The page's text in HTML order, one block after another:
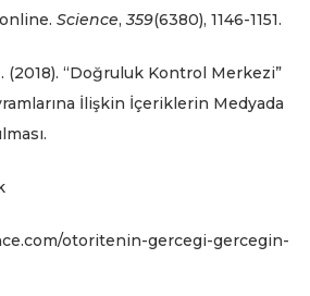
Science,359(6380), 1146-1151.
(2018). “Doğruluk Kontrol Merkezi”
İlişkin İçeriklerin Medyada
otoritenin-gercegi-gercegin-